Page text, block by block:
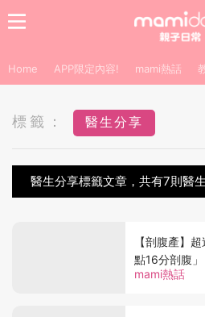
Home APP限定內容! mami熱話
標籤： 醫生分享
醫生分享標籤文章，共有7則醫
mami熱話
【剖腹產】
點16分剖腹
後果